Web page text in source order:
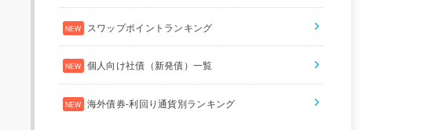
スワップポイントランキング
個人向け社債（新発債）一覧
海外債券-利回り通貨別ランキング